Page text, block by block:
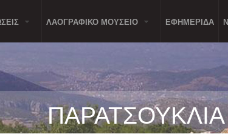
ΛΑΟΓΡΑΦΙΚΟ ΜΟΥΣΕΙΟ ΕΦΗΜΕΡΙΔΑ
ΠΑΡΑΤΣΟΥΚΛΙΑ